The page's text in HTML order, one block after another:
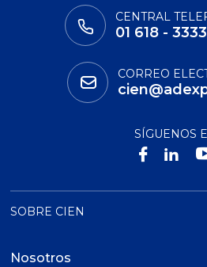
CENTRAL
01 618 - 3333
CORREO
SÍGUENOS
SOBRE CIEN
Nosotros